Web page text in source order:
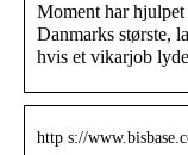
Moment har
Danmarks største,
hvis et vikarjob
http s://